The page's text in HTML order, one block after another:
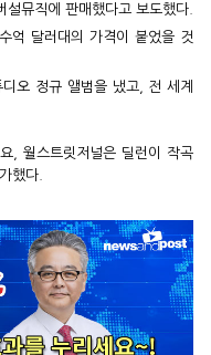
설뮤직에 판매했다고 보도했다.
억 달러대의 가격이 붙었을 것
오 정규 앨범을 냈고, 전 세계
, 월스트릿저널은 딜런이 작곡
했다.